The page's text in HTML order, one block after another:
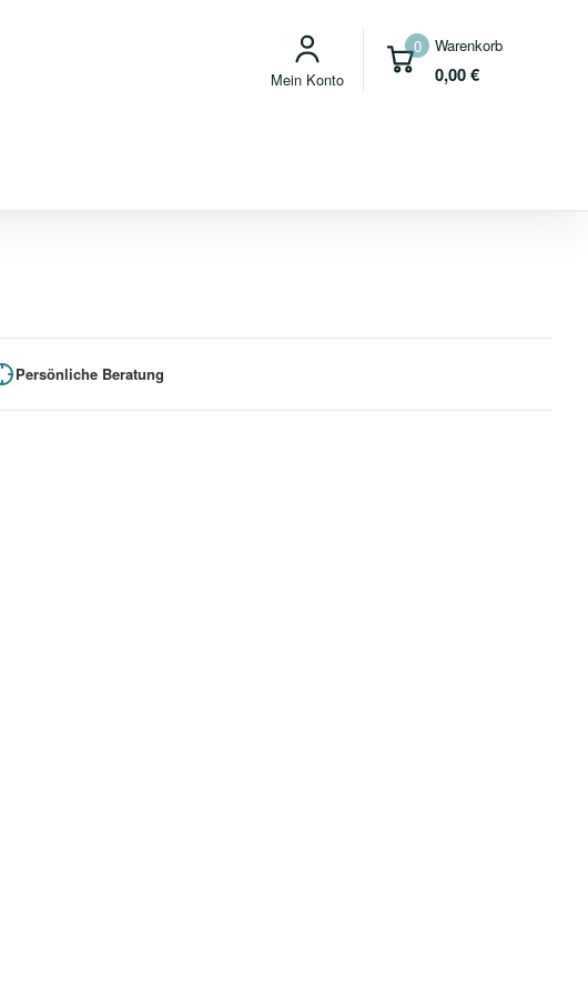
0 Warenkorb
0,00€
Mein Konto
Persönliche Beratung